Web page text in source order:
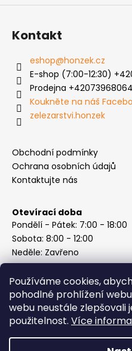
Používáme cookies,
pohodlné prohlížení
webu neustále zlepšovali
použitelnost. Více
Kontakt
eshop@honzek.cz
E-shop (7:00-12:30)
Prodejna
Koukněte na náš
zelezarstvi.honzek
Obchodní podmínky
Ochrana osobních údajů
Kontaktujte nás
Otevírací doba
Pondělí - Pátek: 7:00 - 18:00
Sobota: 8:00 - 12:00
Neděle: Zavřeno
Instagram